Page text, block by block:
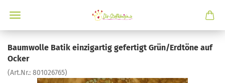
Baumwolle Batik einzigartig gefertigt Grün/Erdtöne auf
Ocker
(Art.Nr.: 801026765)